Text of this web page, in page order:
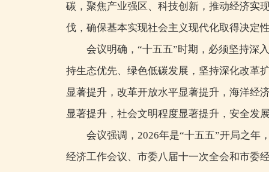
碳，聚焦产业强区、科技创新，推动经济实
伐，确保基本实现社会主义现代化取得决定
会议明确，“十五五”时期，必须坚持深
持生态优先、绿色低碳发展，坚持深化改革
显著提升，改革开放水平显著提升，海洋经
显著提升，社会文明程度显著提升，安全发
会议强调，2026年是“十五五”开局之年
经济工作会议、市委八届十一次全会和市委